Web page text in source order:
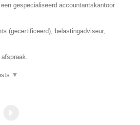
gespecialiseerd accountantskantoor
(gecertificeerd), belastingadviseur,
▼